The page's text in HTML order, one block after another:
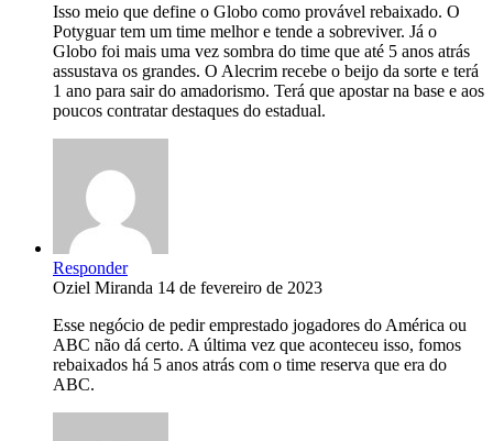
Isso meio que define o Globo como provável rebaixado. O
Potyguar tem um time melhor e tende a sobreviver. Já o
Globo foi mais uma vez sombra do time que até 5 anos atrás
assustava os grandes. O Alecrim recebe o beijo da sorte e terá
1 ano para sair do amadorismo. Terá que apostar na base e aos
poucos contratar destaques do estadual.
Responder
Oziel Miranda 14 de fevereiro de 2023
Esse negócio de pedir emprestado jogadores do América ou
ABC não dá certo. A última vez que aconteceu isso, fomos
rebaixados há 5 anos atrás com o time reserva que era do
ABC.